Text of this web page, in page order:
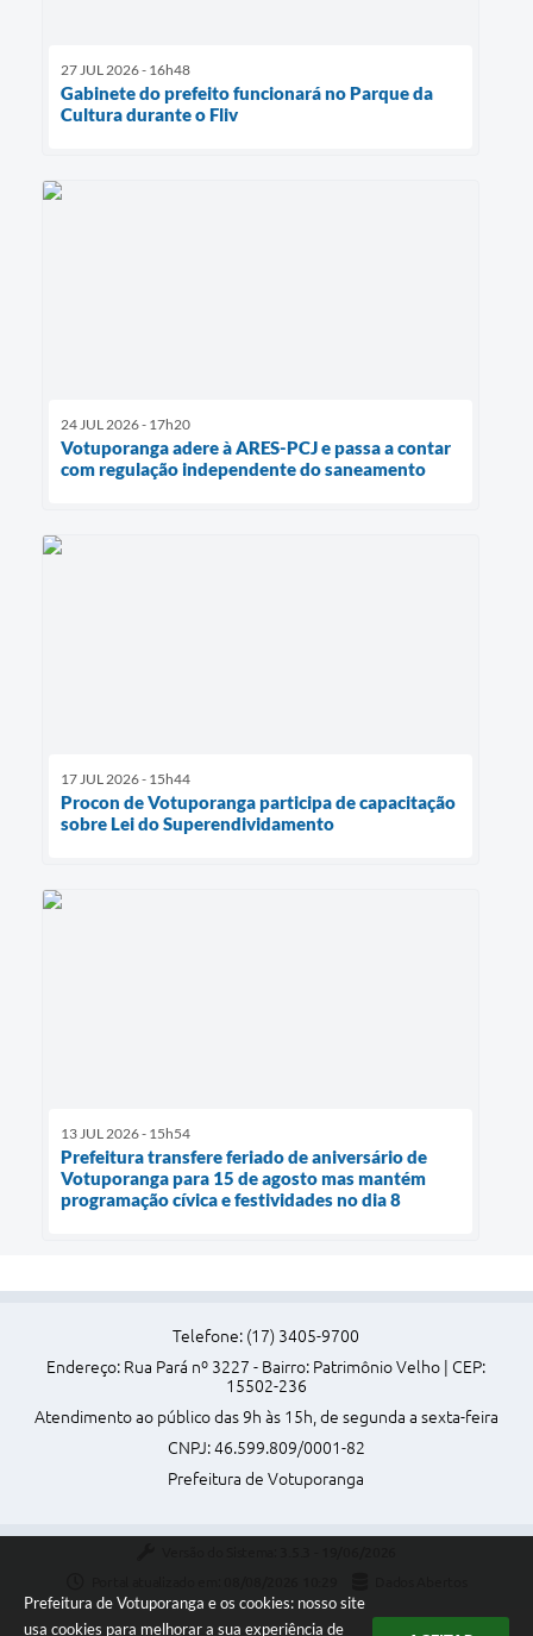
Prefeitura de Votuporanga e os cookies: nosso site
usa cookies para melhorar a sua experiência de
27 JUL 2026 - 16h48
Gabinete do prefeito funcionará no Parque da
Cultura durante o Fliv
24 JUL 2026 - 17h20
Votuporanga adere à ARES-PCJ e passa a contar
com regulação independente do saneamento
17 JUL 2026 - 15h44
Procon de Votuporanga participa de capacitação
sobre Lei do Superendividamento
13 JUL 2026 - 15h54
Prefeitura transfere feriado de aniversário de
Votuporanga para 15 de agosto mas mantém
programação cívica e festividades no dia 8
Telefone: (17) 3405-9700
Endereço: Rua Pará nº 3227 - Bairro: Patrimônio Velho | CEP:
15502-236
Atendimento ao público das 9h às 15h, de segunda a sexta-feira
CNPJ: 46.599.809/0001-82
Prefeitura de Votuporanga